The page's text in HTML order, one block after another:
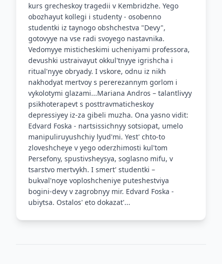
kurs grecheskoy tragedii v Kembridzhe. Yego
obozhayut kollegi i studenty - osobenno
studentki iz taynogo obshchestva "Devy",
gotovyye na vse radi svoyego nastavnika.
Vedomyye misticheskimi ucheniyami professora,
devushki ustraivayut okkul'tnyye igrishcha i
ritual'nyye obryady. I vskore, odnu iz nikh
nakhodyat mertvoy s pererezannym gorlom i
vykolotymi glazami...Mariana Andros – talantlivyy
psikhoterapevt s posttravmaticheskoy
depressiyey iz-za gibeli muzha. Ona yasno vidit:
Edvard Foska - nartsissichnyy sotsiopat, umelo
manipuliruyushchiy lyud'mi. Yest' chto-to
zloveshcheye v yego oderzhimosti kul'tom
Persefony, spustivsheysya, soglasno mifu, v
tsarstvo mertvykh. I smert' studentki –
bukval'noye voploshcheniye puteshestviya
bogini-devy v zagrobnyy mir. Edvard Foska -
ubiytsa. Ostalos' eto dokazat'...